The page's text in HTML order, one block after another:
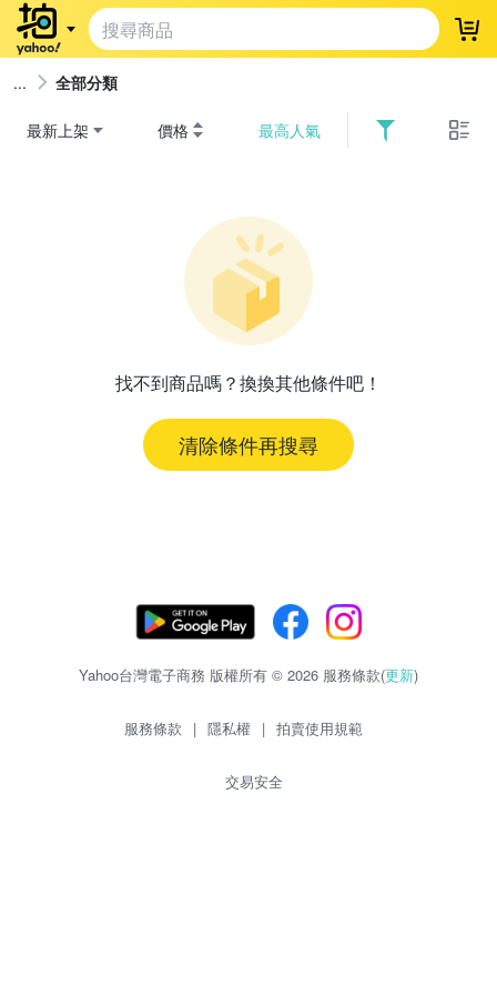
登
全部分類
最新上架 價格 最高人氣
找不到商品嗎？換換其他條件吧！
清除條件再搜尋
Yahoo台灣電子商務 版權所有 © 2026 服務條款(更新)
服務條款 | 隱私權 | 拍賣使用規範
交易安全